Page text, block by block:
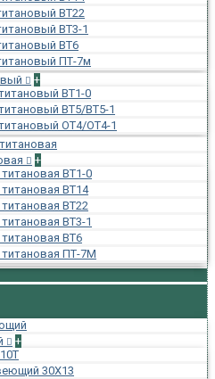
ВТ22
ВТ3-1
ВТ6
ПТ-7м
+
ВТ1-0
ВТ5/ВТ5-1
ОТ4/ОТ4-1
+
титановая ВТ1-0
титановая ВТ14
титановая ВТ22
титановая ВТ3-1
титановая ВТ6
титановая ПТ-7М
+
30Х13